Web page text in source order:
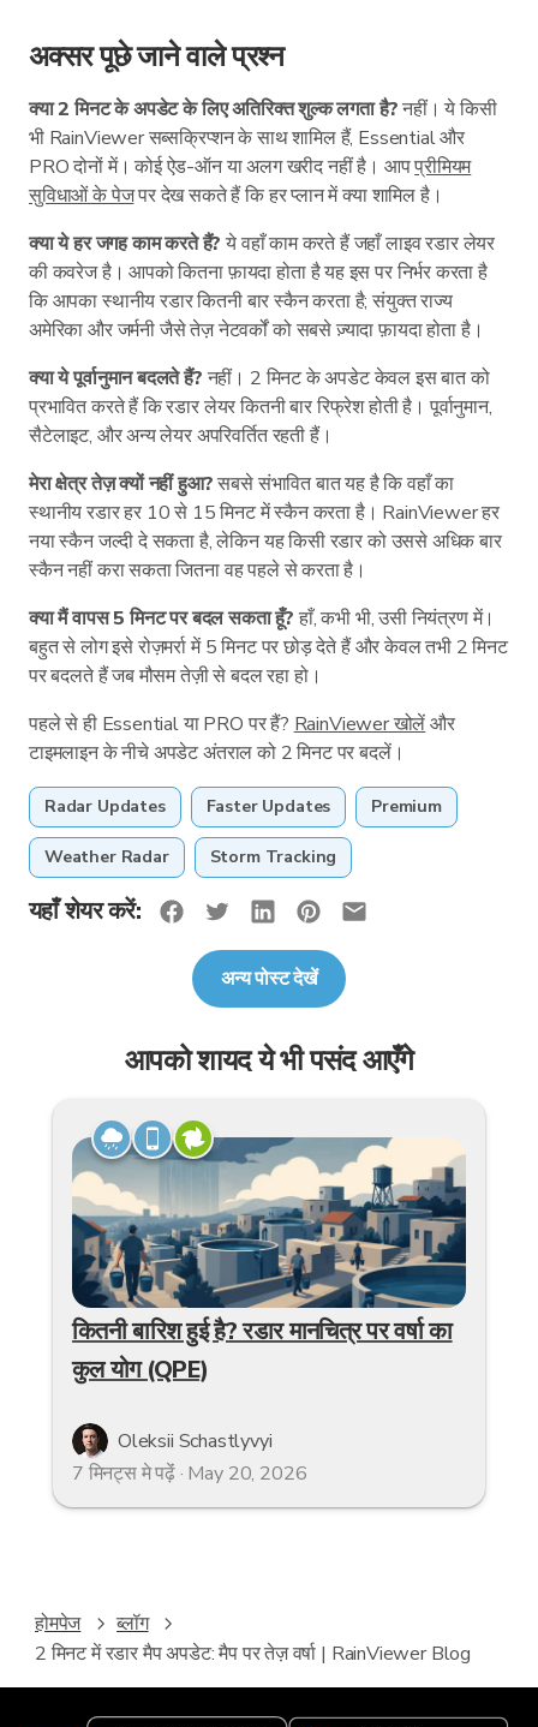
अक्सर पूछे जाने वाले प्रश्न
क्या 2 मिनट के अपडेट के लिए अतिरिक्त शुल्क लगता है?नहीं। ये किसी
भी RainViewer सब्सक्रिप्शन के साथ शामिल हैं, Essential और
PRO दोनों में। कोई ऐड-ऑन या अलग खरीद नहीं है। आपप्रीमियम
सुविधाओं के पेजपर देख सकते हैं कि हर प्लान में क्या शामिल है।
क्या ये हर जगह काम करते हैं? ये वहाँ काम करते हैं जहाँ लाइव रडार लेयर
की कवरेज है। आपको कितना फ़ायदा होता है यह इस पर निर्भर करता है
कि आपका स्थानीय रडार कितनी बार स्कैन करता है; संयुक्त राज्य
अमेरिका और जर्मनी जैसे तेज़ नेटवर्कों को सबसे ज़्यादा फ़ायदा होता है।
क्या ये पूर्वानुमान बदलते हैं? नहीं। 2 मिनट के अपडेट केवल इस बात को
प्रभावित करते हैं कि रडार लेयर कितनी बार रिफ्रेश होती है। पूर्वानुमान,
सैटेलाइट, और अन्य लेयर अपरिवर्तित रहती हैं।
मेरा क्षेत्र तेज़ क्यों नहीं हुआ?सबसे संभावित बात यह है कि वहाँ का
स्थानीय रडार हर 10 से 15 मिनट में स्कैन करता है। RainViewer हर
नया स्कैन जल्दी दे सकता है, लेकिन यह किसी रडार को उससे अधिक बार
स्कैन नहीं करा सकता जितना वह पहले से करता है।
क्या मैं वापस 5 मिनट पर बदल सकता हूँ? हाँ, कभी भी, उसी नियंत्रण में।
बहुत से लोग इसे रोज़मर्रा में 5 मिनट पर छोड़ देते हैं और केवल तभी 2 मिनट
पर बदलते हैं जब मौसम तेज़ी से बदल रहा हो।
पहले से ही Essential या PRO पर हैं? RainViewer खोलेंऔर
टाइमलाइन के नीचे अपडेट अंतराल को 2 मिनट पर बदलें।
Radar Updates Faster Updates Premium
Weather Radar Storm Tracking
यहाँ शेयर करें:
अन्य पोस्ट देखें
आपको शायद ये भी पसंद आएँगे
कितनी बारिश हुई है? रडार मानचित्र पर वर्षा का
कुल योग (QPE)
Oleksii Schastlyvyi
7 मिनट्स मे पढ़ेंं · May 20, 2026
होमपेज
ब्लॉग
2 मिनट में रडार मैप अपडेट: मैप पर तेज़ वर्षा | RainViewer Blog